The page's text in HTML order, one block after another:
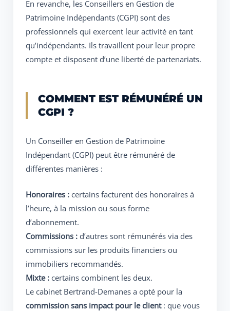
En revanche, les Conseillers en Gestion de
Patrimoine Indépendants (CGPI) sont des
professionnels qui exercent leur activité en tant
qu’indépendants. Ils travaillent pour leur propre
compte et disposent d’une liberté de partenariats.
COMMENT EST RÉMUNÉRÉ UN
CGPI ?
Un Conseiller en Gestion de Patrimoine
Indépendant (CGPI) peut être rémunéré de
différentes manières :
Honoraires : certains facturent des honoraires à
l’heure, à la mission ou sous forme
d’abonnement.
Commissions : d’autres sont rémunérés via des
commissions sur les produits financiers ou
immobiliers recommandés.
Mixte : certains combinent les deux.
Le cabinet Bertrand-Demanes a opté pour la
commission sans impact pour le client: que vous